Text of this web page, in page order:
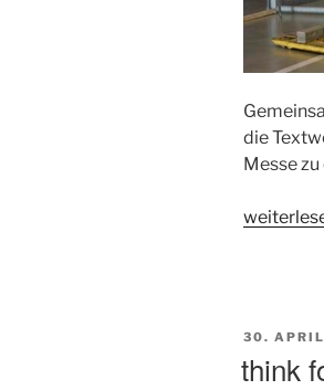
die
Messe
30.
think